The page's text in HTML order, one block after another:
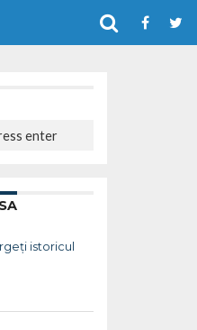
istoricul